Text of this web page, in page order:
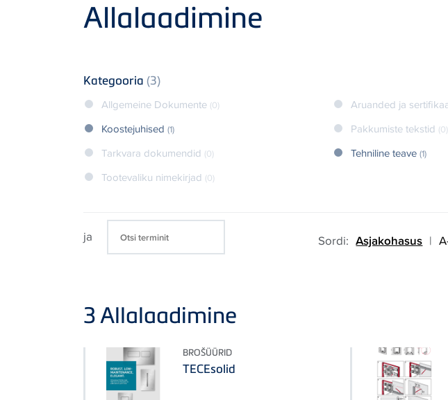
Allalaadimine
Kategooria (3)
Allgemeine Dokumente (0) Aruanded ja
Koostejuhised (1) Pakkumiste tekstid (0)
Tarkvara dokumendid (0) Tehniline teave (1)
Tootevaliku nimekirjad (0)
ja Sordi: Asjakohasus |
3Allalaadimine
BROŠÜÜRID
TECEsolid